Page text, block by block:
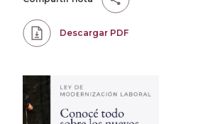
Descargar PDF